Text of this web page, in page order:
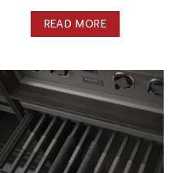
READ MORE